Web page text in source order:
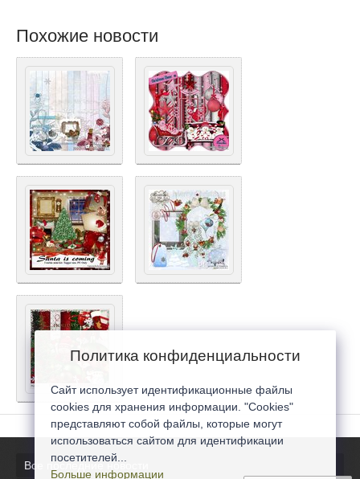
Похожие новости
Все последние новости
Политика конфиденциальности
Сайт использует идентификационные файлы
cookies для хранения информации. "Cookies"
представляют собой файлы, которые могут
использоваться сайтом для идентификации
посетителей...
Больше информации